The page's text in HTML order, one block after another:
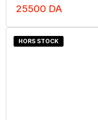
25500 DA
HORS STOCK